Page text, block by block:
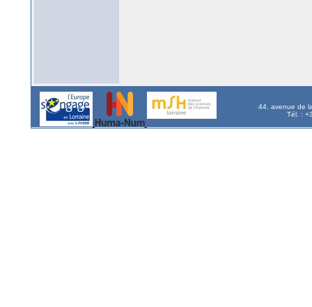
44, avenue de
Tél. :